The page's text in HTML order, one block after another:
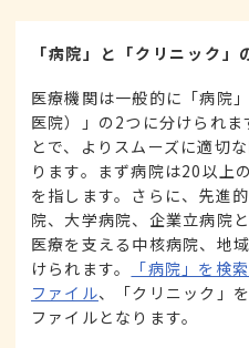
「病院」と「クリニック」
医療機関は一般的に「病院
医院）」の2つに分けられ
とで、よりスムーズに適切
ります。まず病院は20以上
を指します。さらに、先進
院、大学病院、企業立病院
医療を支える中核病院、地
けられます。
「病院」を検
ファイル、「クリニック」
ファイルとなります。